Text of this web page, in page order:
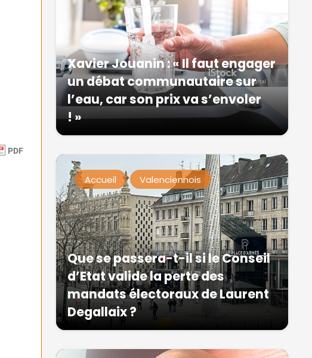
Xavier Jouanin : « Il faut engager
un débat communautaire sur
l’eau, car son prix va s’envoler
! »
Accueil Valenciennois
Que se passera-t-il si le Conseil
d’Etat valide la perte des
mandats électoraux de Laurent
Degallaix ?